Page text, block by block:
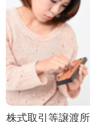
株式取引等譲渡